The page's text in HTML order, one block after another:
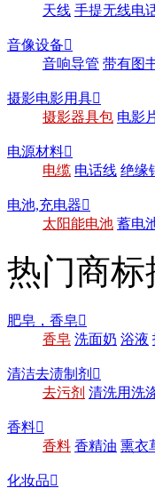
天线 手提无线电
音像设备
音响导管 带有图
摄影电影用具
摄影器具包 电影
电源材料
电缆 电话线 绝缘
电池,充电器
太阳能电池 蓄电
热门商标
肥皂，香皂
香皂 洗面奶 浴液
清洁去渍制剂 
去污剂 清洗用洗
香料
香料 香精油 熏衣
化妆品